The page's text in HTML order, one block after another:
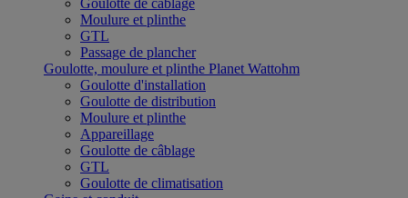
Goulotte de câblage
Moulure et plinthe
GTL
Passage de plancher
Goulotte, moulure et plinthe Planet Wattohm
Goulotte d'installation
Goulotte de distribution
Moulure et plinthe
Appareillage
Goulotte de câblage
GTL
Goulotte de climatisation